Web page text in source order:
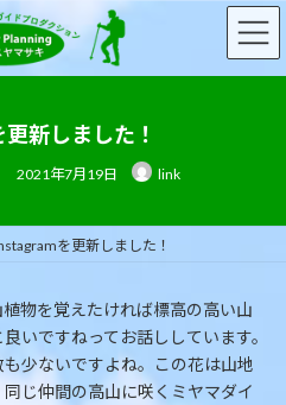
新しました！
終
:
2021年7月19日 link
を更新しました！
物を覚えたければ標高の高い山
いですねってお話ししています。
少ないですよね。この花は山地
じ仲間の高山に咲くミヤマダイ